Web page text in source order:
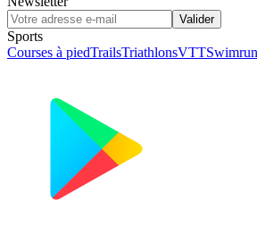
Valider
Sports
Courses à piedTrailsTriathlonsVTTSwimrun